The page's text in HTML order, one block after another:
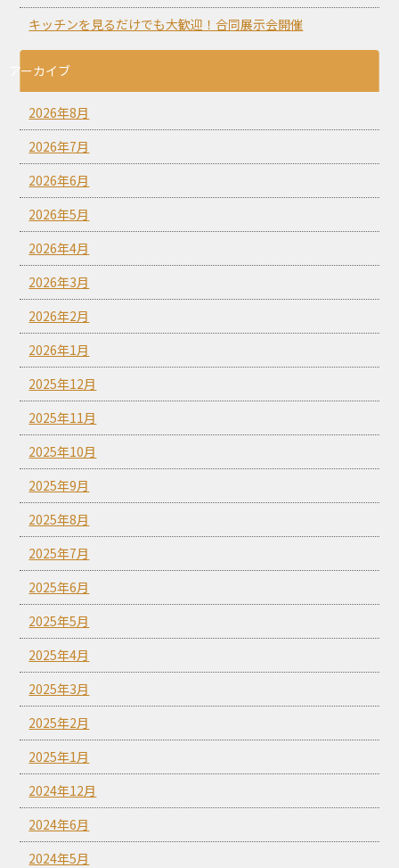
キッチンを見るだけでも大歓迎！合同展示会開催
アーカイブ
2026年8月
2026年7月
2026年6月
2026年5月
2026年4月
2026年3月
2026年2月
2026年1月
2025年12月
2025年11月
2025年10月
2025年9月
2025年8月
2025年7月
2025年6月
2025年5月
2025年4月
2025年3月
2025年2月
2025年1月
2024年12月
2024年6月
2024年5月